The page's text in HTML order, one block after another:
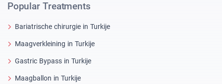
Popular Treatments
Bariatrische chirurgie in Turkije
Maagverkleining in Turkije
Gastric Bypass in Turkije
Maagballon in Turkije